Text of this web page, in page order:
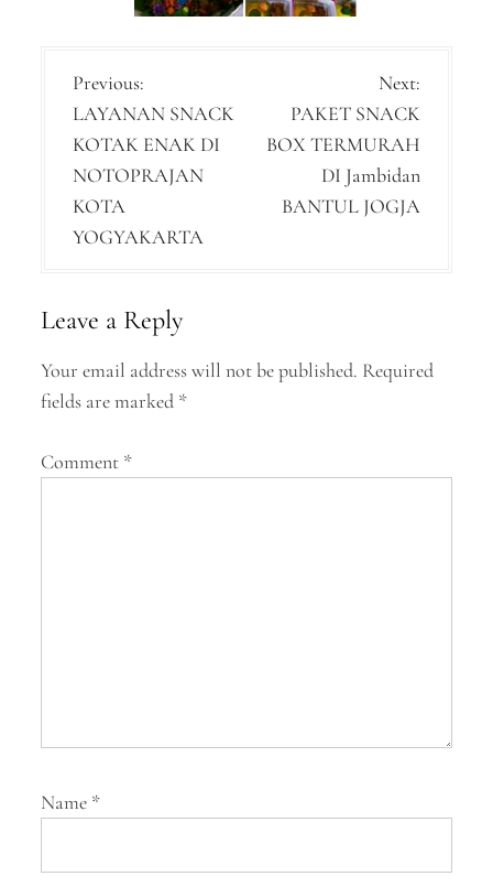
P
o
s
t
n
v
g
t
Previous:
LAYANAN SNACK
KOTAK ENAK DI
NOTOPRAJAN
KOTA
YOGYAKARTA
Next:
PAKET SNACK
BOX TERMURAH
DI Jambidan
BANTUL JOGJA
Leave a Reply
Your email address will not be published. Required
fields are marked *
Comment *
Name *